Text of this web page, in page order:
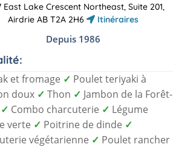
East Lake Crescent Northeast, Suite 201,
Airdrie AB T2A 2H6
Itinéraires
Depuis 1986
et fromage ✓ Poulet teriyaki à
doux ✓ Thon ✓ Jambon de la Forêt-
✓ Combo charcuterie ✓ Légume
verte ✓ Poitrine de dinde ✓
végétarienne ✓ Poulet rancher